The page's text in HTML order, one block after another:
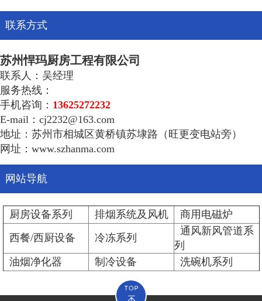
联系方式
苏州悍玛厨房工程有限公司
联系人：吴经理
服务热线：
手机咨询： 13625272232
E-mail：cj2232@163.com
地址：苏州市相城区黄桥镇苏埭路（旺更变电站旁）
网址：www.szhanma.com
网站导航
厨房设备系列 排烟系统及风机
商用电磁炉
西餐/西厨设备
冷冻系列
通风新风管道系
列
油烟净化器
制冷设备 洗碗机系列